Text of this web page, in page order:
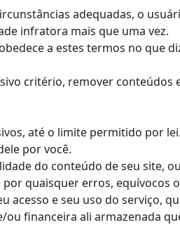
adequadas, o
infratora mais que uma vez.
a estes termos no que
critério, remover
até o limite permitido por
por você.
do conteúdo de seu site,
quaisquer erros, equívocos
e seu uso do serviço,
financeira ali armazenada